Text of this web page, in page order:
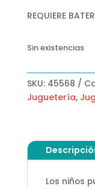
REQUIERE
Sin existencias
SKU: 45568
Juguetería,
Los niños